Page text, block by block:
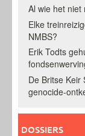
Al wie het niet
Elke
NMBS?
Erik Todts
De Britse Keir
genocide-
DOSSIERS